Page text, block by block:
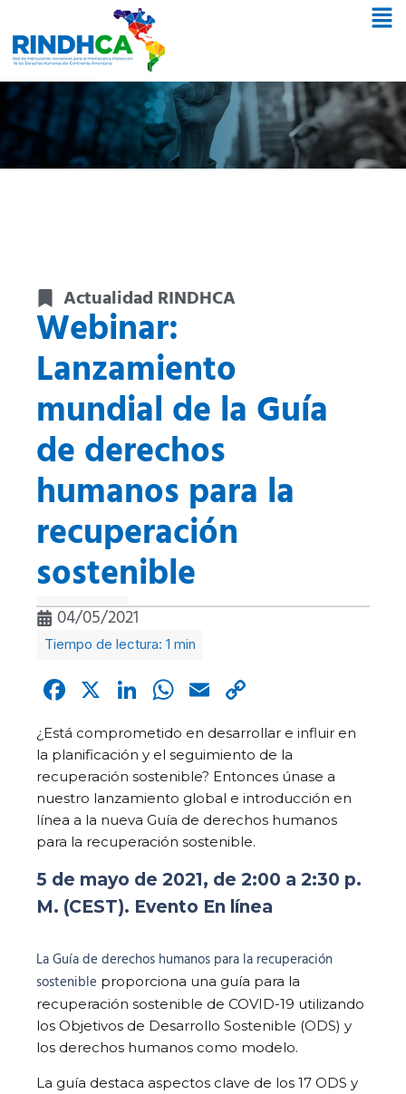
Actualidad RINDHCA
Webinar:
Lanzamiento
mundial de la Guía
de derechos
humanos para la
recuperación
sostenible
04/05/2021
Facebook
X LinkedIn
WhatsApp
Email
Link
¿Está comprometido en desarrollar e influir en
la planificación y el seguimiento de la
recuperación sostenible? Entonces únase a
nuestro lanzamiento global e introducción en
línea a la nueva Guía de derechos humanos
para la recuperación sostenible.
5 de mayo de 2021, de 2:00 a 2:30 p.
M. (CEST). Evento En línea
La Guía de derechos humanos para la recuperación
sostenible proporciona una guía para la
recuperación sostenible de COVID-19 utilizando
los Objetivos de Desarrollo Sostenible (ODS) y
los derechos humanos como modelo.
La guía destaca aspectos clave de los 17 ODS y